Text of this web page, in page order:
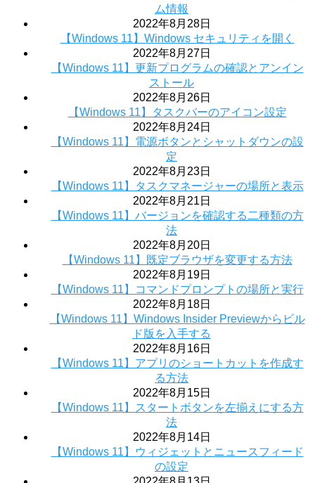
ム情報
2022年8月28日
【Windows 11】Windows セキュリティを開く
2022年8月27日
【Windows 11】更新プログラムの確認とアンイン
ストール
2022年8月26日
【Windows 11】タスクバーのアイコン設定
2022年8月24日
【Windows 11】電源ボタンとシャットダウンの設
定
2022年8月23日
【Windows 11】タスクマネージャーの場所と表示
2022年8月21日
【Windows 11】バージョンを確認する二種類の方
法
2022年8月20日
【Windows 11】既定ブラウザを変更する方法
2022年8月19日
【Windows 11】コマンドプロンプトの場所と実行
2022年8月18日
【Windows 11】Windows Insider Previewからビル
ド版を入手する
2022年8月16日
【Windows 11】アプリのショートカットを作成す
る方法
2022年8月15日
【Windows 11】スタートボタンを左揃えにする方
法
2022年8月14日
【Windows 11】ウィジェットとニュースフィード
の設定